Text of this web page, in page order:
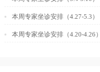
本周专家坐诊安排（4.27-5.3）
本周专家坐诊安排（4.20-4.26）